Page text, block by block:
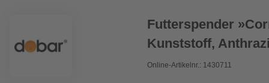
Futterspender
Kunststoff,
Online-Artikelnr.: 1430711